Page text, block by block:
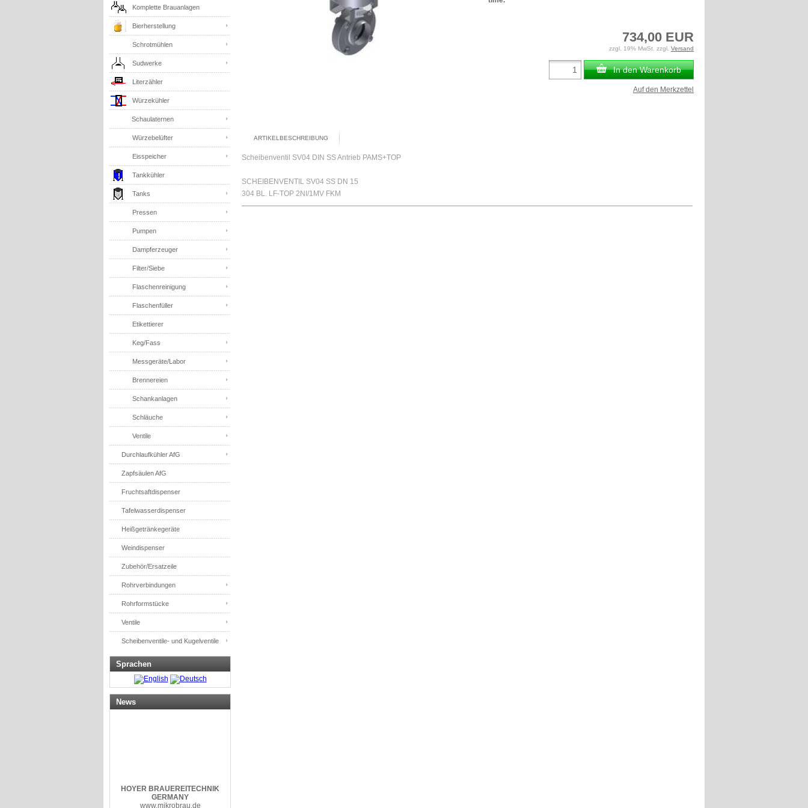
734,00 EUR
zzgl. 19% MwSt. zzgl. Versand
In den Warenkorb
Auf den Merkzettel
ARTIKELBESCHREIBUNG
Scheibenventil SV04 DIN SS Antrieb PAMS+TOP
SCHEIBENVENTIL SV04 SS DN 15
304 BL. LF-TOP 2NI/1MV FKM
Komplette Brauanlagen
Bierherstellung
Schrotmühlen
Sudwerke
Literzähler
Würzekühler
Schaulaternen
Würzebelüfter
Eisspeicher
Tankkühler
Tanks
Pressen
Pumpen
Dampferzeuger
Filter/Siebe
Flaschenreinigung
Flaschenfüller
Etikettierer
Keg/Fass
Messgeräte/Labor
Brennereien
Schankanlagen
Schläuche
Ventile
Durchlaufkühler AfG
Zapfsäulen AfG
Fruchtsaftdispenser
Tafelwasserdispenser
Heißgetränkegeräte
Weindispenser
Zubehör/Ersatzeile
Rohrverbindungen
Rohrformstücke
Ventile
Scheibenventile- und Kugelventile
Sprachen
News
GERMANY
www.mikrobrau.de